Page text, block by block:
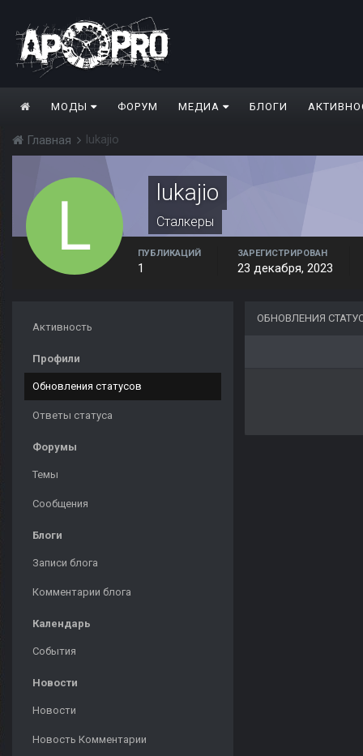
МОДЫ ФОРУМ МЕДИА БЛОГИ
Главная lukajio
lukajio
Сталкеры
ПУБЛИКАЦИЙ
1
ЗАРЕГИСТРИРОВАН
23 декабря, 2023
Активность
Профили
Обновления статусов
Ответы статуса
Форумы
Темы
Сообщения
Блоги
Записи блога
Комментарии блога
Календарь
События
Новости
Новости
Новость Комментарии
ОБНОВЛЕНИЯ